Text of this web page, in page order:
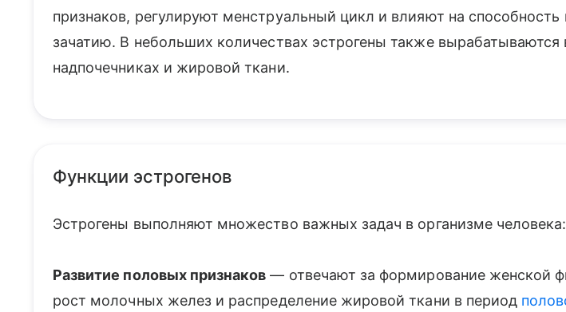
признаков, регулируют менструальный цикл и влияют на способность
зачатию. В небольших количествах эстрогены также вырабатываются
надпочечниках и жировой ткани.
Функции эстрогенов
Эстрогены выполняют множество важных задач в организме человека:
Развитие половых признаков — отвечают за формирование женской
рост молочных желез и распределение жировой ткани в период